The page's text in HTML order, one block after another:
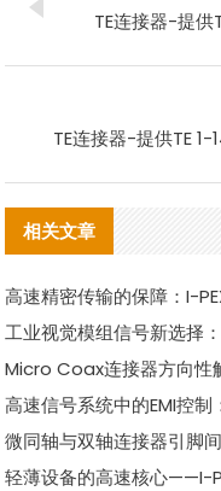
TE连接器-提
TE连接器-提供TE
相关文章
高速精密传输的保障：I-
工业视觉模组信号新选择
Micro Coax连接器方向性
高速信号系统中的EMI控
微同轴与双轴连接器引脚
轻薄设备的高速核心——I-